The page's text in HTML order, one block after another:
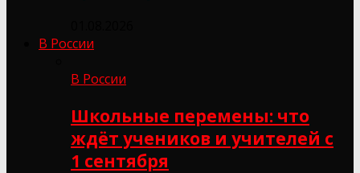
В России
В России
Школьные перемены: что
ждёт учеников и учителей с
1 сентября